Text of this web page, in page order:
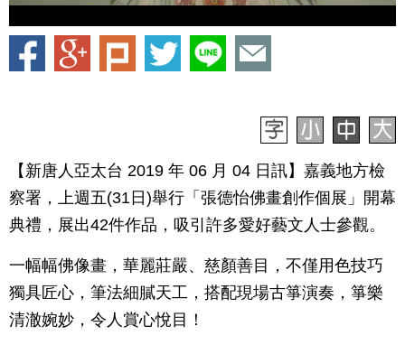
【新唐人亞太台 2019 年 06 月 04 日訊】嘉義地方檢
察署，上週五(31日)舉行「張德怡佛畫創作個展」開幕
典禮，展出42件作品，吸引許多愛好藝文人士參觀。
一幅幅佛像畫，華麗莊嚴、慈顏善目，不僅用色技巧
獨具匠心，筆法細膩天工，搭配現場古箏演奏，箏樂
清澈婉妙，令人賞心悅目！